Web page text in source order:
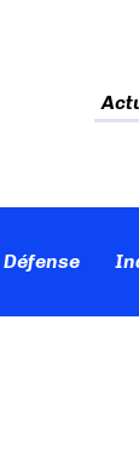
Défense